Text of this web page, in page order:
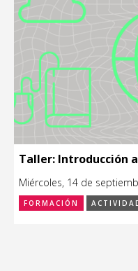
Taller: Introducción
Miércoles, 14 de
FORMACIÓN